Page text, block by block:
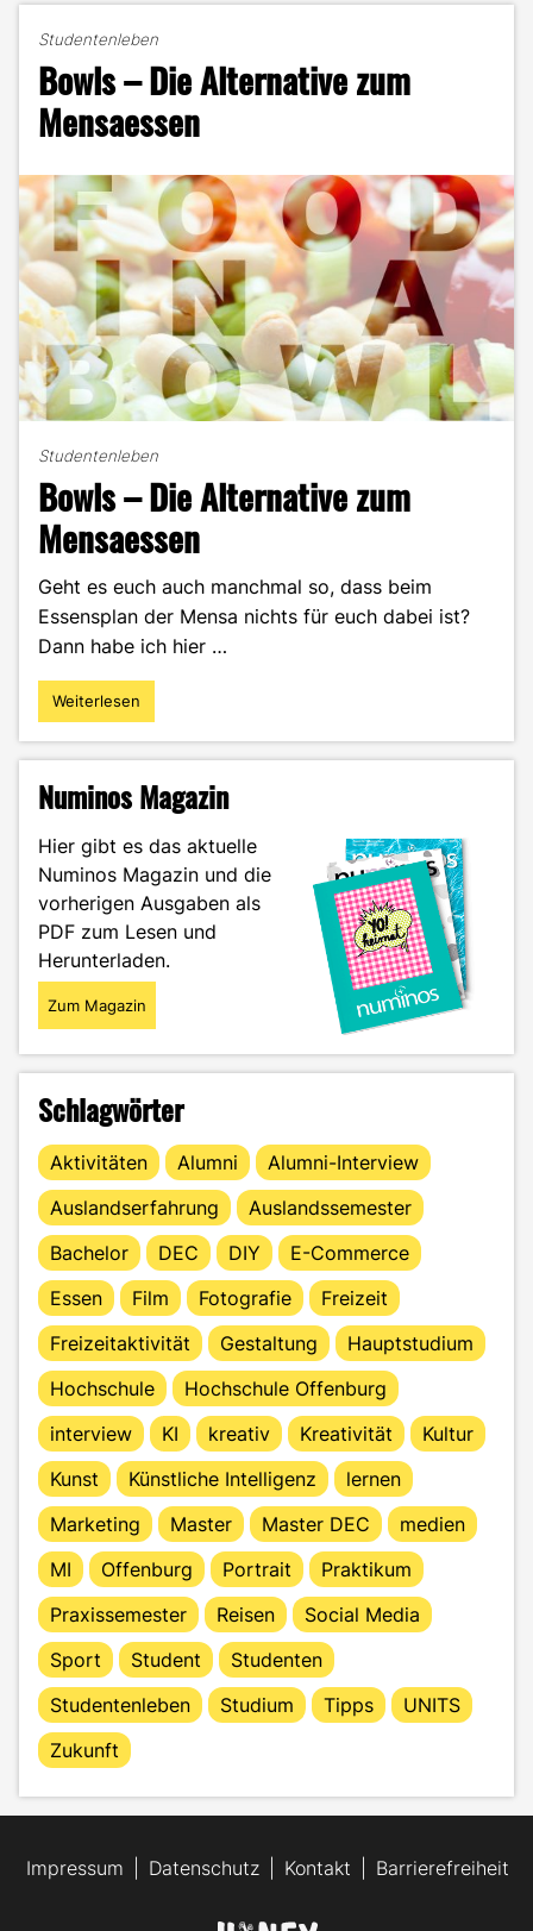
nachhaltig"
Studentenleben
Bowls – Die Alternative zum
Mensaessen
Studentenleben
Bowls – Die Alternative zum
Mensaessen
Geht es euch auch manchmal so, dass beim
Essensplan der Mensa nichts für euch dabei ist?
Dann habe ich hier …
"Bowls
–
zum
Weiterlesen
Numinos Magazin
Hier gibt es das aktuelle
Numinos Magazin und die
vorherigen Ausgaben als
PDF zum Lesen und
Herunterladen.
Zum Magazin
Schlagwörter
Aktivitäten Alumni
Alumni-Interview
Auslandserfahrung
Auslandssemester
Bachelor
DEC DIY
E-Commerce
Essen
Film Fotografie
Freizeit
Freizeitaktivität
Gestaltung
Hauptstudium
Hochschule
Hochschule Offenburg
interview
KI kreativ Kreativität
Kultur
Kunst
Künstliche Intelligenz
lernen
Marketing
Master Master DEC
medien
MI
Offenburg Portrait
Praktikum
Praxissemester
Reisen
Social Media
Sport
Student
Studenten
Studentenleben
Studium Tipps
UNITS
Zukunft
Impressum Datenschutz Kontakt Barrierefreiheit